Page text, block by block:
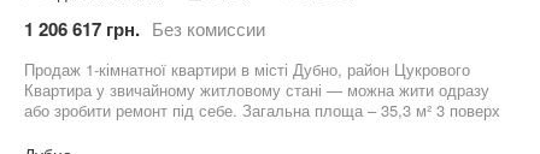
1 206 617 грн. Без комиссии
Продаж 1-кімнатної квартири в місті Дубно, район Цукрового
Квартира у звичайному житловому стані — можна жити одразу
або зробити ремонт під себе. Загальна площа – 35,3 м² 3 поверх